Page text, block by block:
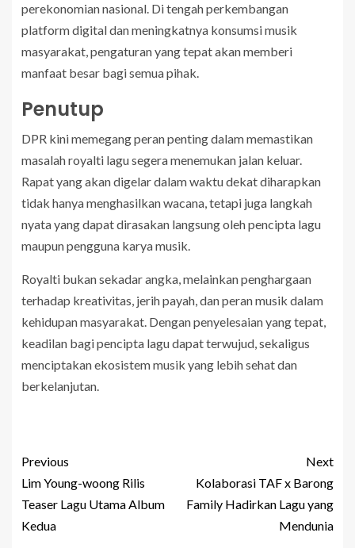
perekonomian nasional. Di tengah perkembangan
platform digital dan meningkatnya konsumsi musik
masyarakat, pengaturan yang tepat akan memberi
manfaat besar bagi semua pihak.
Penutup
DPR kini memegang peran penting dalam memastikan
masalah royalti lagu segera menemukan jalan keluar.
Rapat yang akan digelar dalam waktu dekat diharapkan
tidak hanya menghasilkan wacana, tetapi juga langkah
nyata yang dapat dirasakan langsung oleh pencipta lagu
maupun pengguna karya musik.
Royalti bukan sekadar angka, melainkan penghargaan
terhadap kreativitas, jerih payah, dan peran musik dalam
kehidupan masyarakat. Dengan penyelesaian yang tepat,
keadilan bagi pencipta lagu dapat terwujud, sekaligus
menciptakan ekosistem musik yang lebih sehat dan
berkelanjutan.
Previous
Lim Young-woong Rilis
Teaser Lagu Utama Album
Kedua
Next
Kolaborasi TAF x Barong
Family Hadirkan Lagu yang
Mendunia